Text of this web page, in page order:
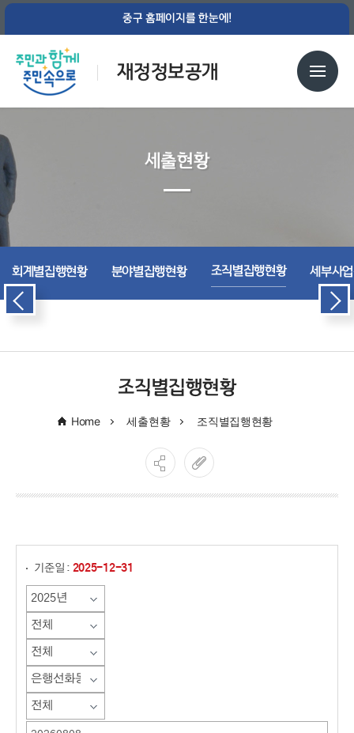
중구 홈페이지를 한눈에!
재정정보공개
세출현황
회계별집행현황 분야별집행현황 조직별집행현황 세부사
조직별집행현황
Home 세출현황 조직별집행현황
기준일 : 2025-12-31